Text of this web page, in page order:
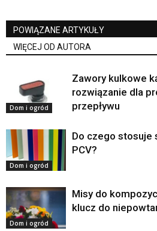
POWIĄZANE ARTYKUŁY
WIĘCEJ OD AUTORA
Dom i ogród
Zawory kulkowe
rozwiązanie dla
przepływu
Dom i ogród
Do czego stosuje
PCV?
Dom i ogród
Misy do
klucz do